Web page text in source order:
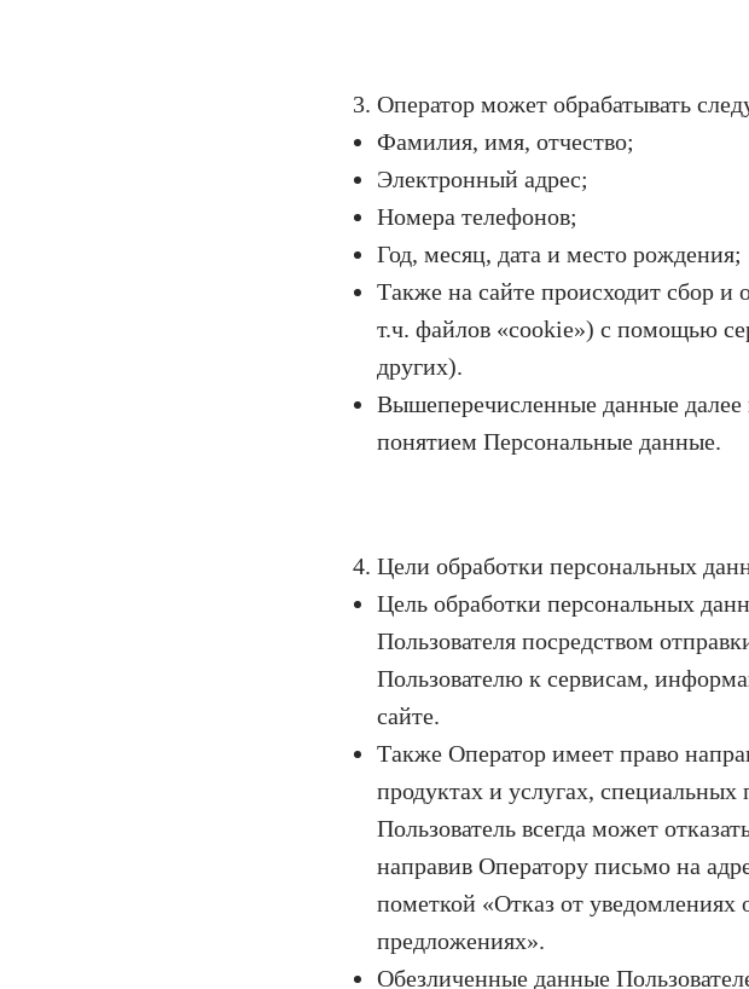
3. Оператор может обрабатывать
Фамилия, имя, отчество;
Электронный адрес;
Номера телефонов;
Год, месяц, дата и место рождения;
Также на сайте происходит сбор и
т.ч. файлов «cookie») с помощью
других).
Вышеперечисленные данные
понятием Персональные данные.
4. Цели обработки персональных
Цель обработки персональных
Пользователя посредством
Пользователю к сервисам,
сайте.
Также Оператор имеет право
продуктах и услугах,
Пользователь всегда может
направив Оператору письмо на
пометкой «Отказ от уведомлениях
предложениях».
Обезличенные данные